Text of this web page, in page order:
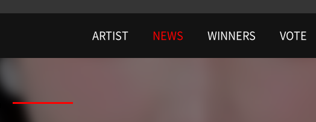
ARTIST NEWS WINNERS VOTE